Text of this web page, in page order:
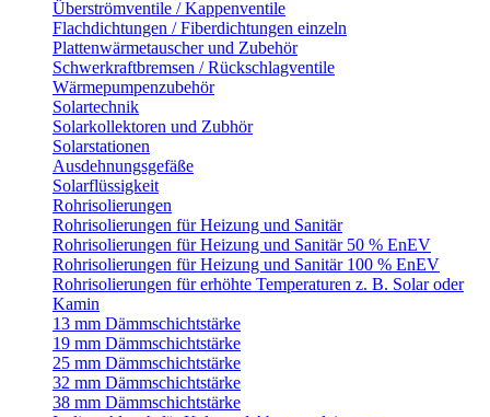
Überströmventile / Kappenventile
Flachdichtungen / Fiberdichtungen einzeln
Plattenwärmetauscher und Zubehör
Schwerkraftbremsen / Rückschlagventile
Wärmepumpenzubehör
Solartechnik
Solarkollektoren und Zubhör
Solarstationen
Ausdehnungsgefäße
Solarflüssigkeit
Rohrisolierungen
Rohrisolierungen für Heizung und Sanitär
Rohrisolierungen für Heizung und Sanitär 50 % EnEV
Rohrisolierungen für Heizung und Sanitär 100 % EnEV
Rohrisolierungen für erhöhte Temperaturen z. B. Solar oder
Kamin
13 mm Dämmschichtstärke
19 mm Dämmschichtstärke
25 mm Dämmschichtstärke
32 mm Dämmschichtstärke
38 mm Dämmschichtstärke